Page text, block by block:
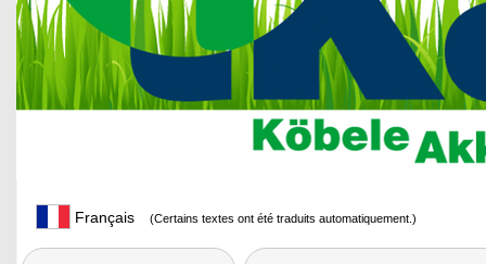
Français (Certains textes ont été traduits automatiquement.)